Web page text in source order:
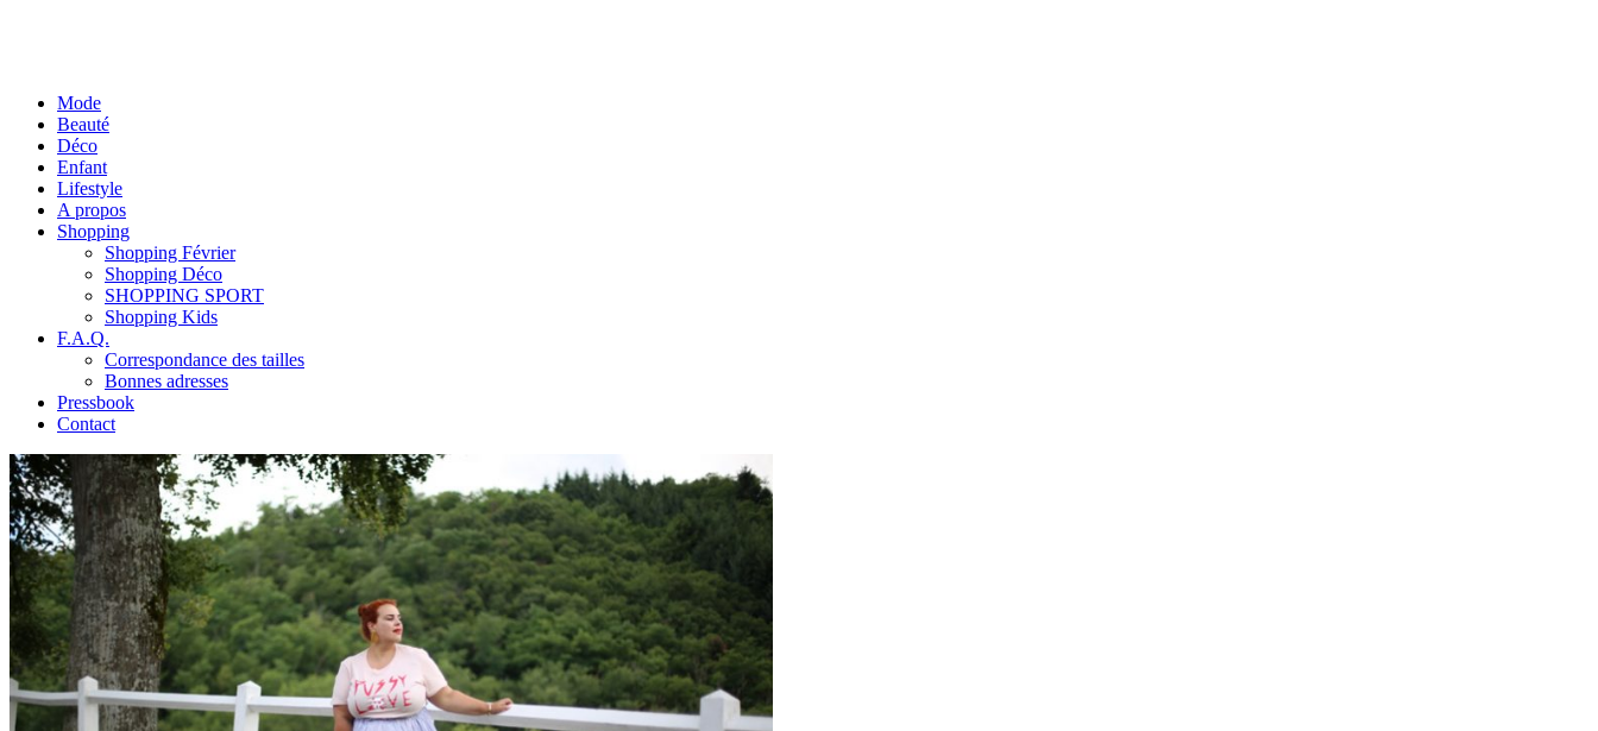
Mode
Beauté
Déco
Enfant
Lifestyle
A propos
Shopping
Shopping Février
Shopping Déco
SHOPPING SPORT
Shopping Kids
F.A.Q.
Correspondance des tailles
Bonnes adresses
Pressbook
Contact